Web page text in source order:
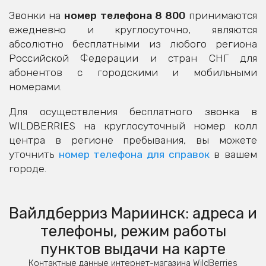
Звонки на номер телефона 8 800принимаются
ежедневно и круглосуточно, являются
абсолютно бесплатными из любого региона
Российской Федерации и стран СНГ для
абонентов с городскими и мобильными
номерами.
Для осуществления бесплатного звонка в
WILDBERRIES на круглосуточный номер колл
центра в регионе пребывания, вы можете
уточнить номер телефона для справокв вашем
городе.
Вайлдберриз Мариинск: адреса и
телефоны, режим работы
пунктов выдачи на карте
Контактные данные интернет-магазина WildBerries